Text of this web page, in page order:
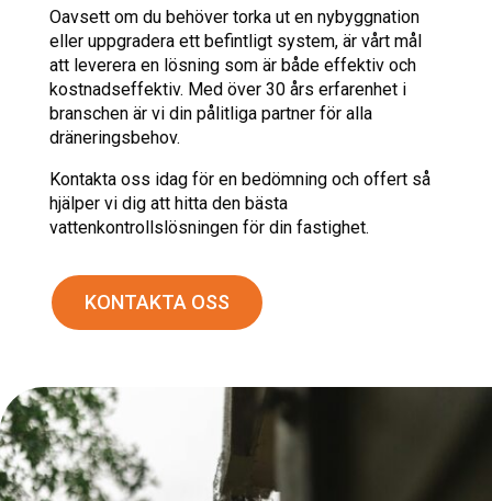
Oavsett om du behöver torka ut en nybyggnation
eller uppgradera ett befintligt system, är vårt mål
att leverera en lösning som är både effektiv och
kostnadseffektiv. Med över 30 års erfarenhet i
branschen är vi din pålitliga partner för alla
dräneringsbehov.
Kontakta oss idag för en bedömning och offert så
hjälper vi dig att hitta den bästa
vattenkontrollslösningen för din fastighet.
KONTAKTA OSS